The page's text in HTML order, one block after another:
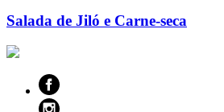
Salada de Jiló e Carne-seca